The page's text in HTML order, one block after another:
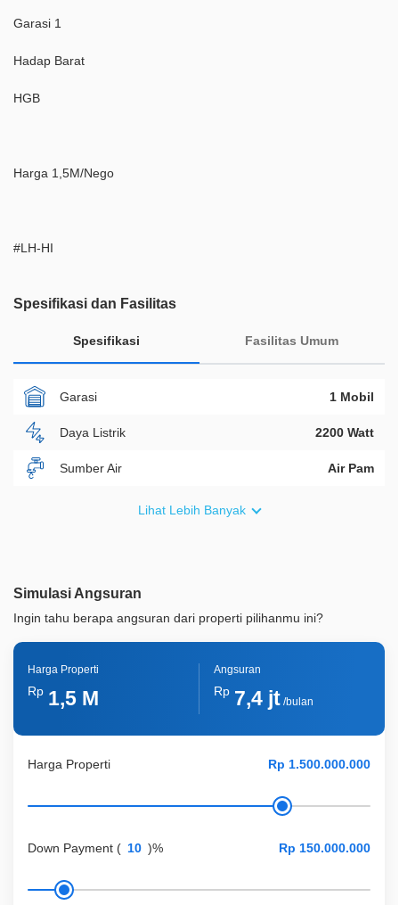
Garasi 1
Hadap Barat
HGB
Harga 1,5M/Nego
#LH-HI
Spesifikasi dan Fasilitas
Spesifikasi Fasilitas Umum
Garasi 1 Mobil
Daya Listrik 2200 Watt
Sumber Air Air Pam
ID Properti
Lihat Lebih Banyak
Simulasi Angsuran
Ingin tahu berapa angsuran dari properti pilihanmu ini?
Harga Properti
Down Payment ( )%
Harga Properti
Rp 1,5 M
Angsuran
Rp 7,4 jt/bulan